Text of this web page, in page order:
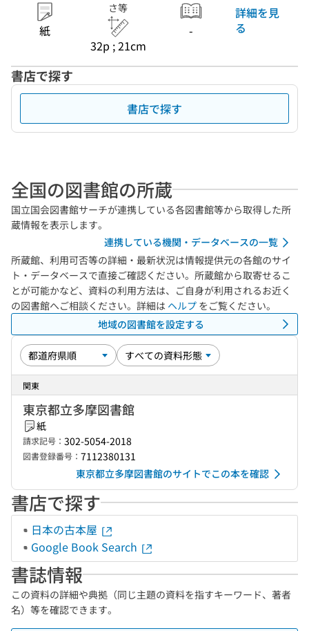
紙
さ等
32p ; 21cm
-
詳細を見
る
書店で探す
書店で探す
全国の図書館の所蔵
国立国会図書館サーチが連携している各図書館等から取得した所
蔵情報を表示します。
連携している機関・データベースの一覧
所蔵館、利用可否等の詳細・最新状況は情報提供元の各館のサイ
ト・データベースで直接ご確認ください。所蔵館から取寄せるこ
とが可能かなど、資料の利用方法は、ご自身が利用されるお近く
の図書館へご相談ください。詳細は ヘルプ をご覧ください。
地域の図書館を設定する
関東
東京都立多摩図書館
紙
請求記号： 302-5054-2018
図書登録番号： 7112380131
東京都立多摩図書館のサイトでこの本を確認
書店で探す
日本の古本屋
Google Book Search
書誌情報
この資料の詳細や典拠（同じ主題の資料を指すキーワード、著者
名）等を確認できます。